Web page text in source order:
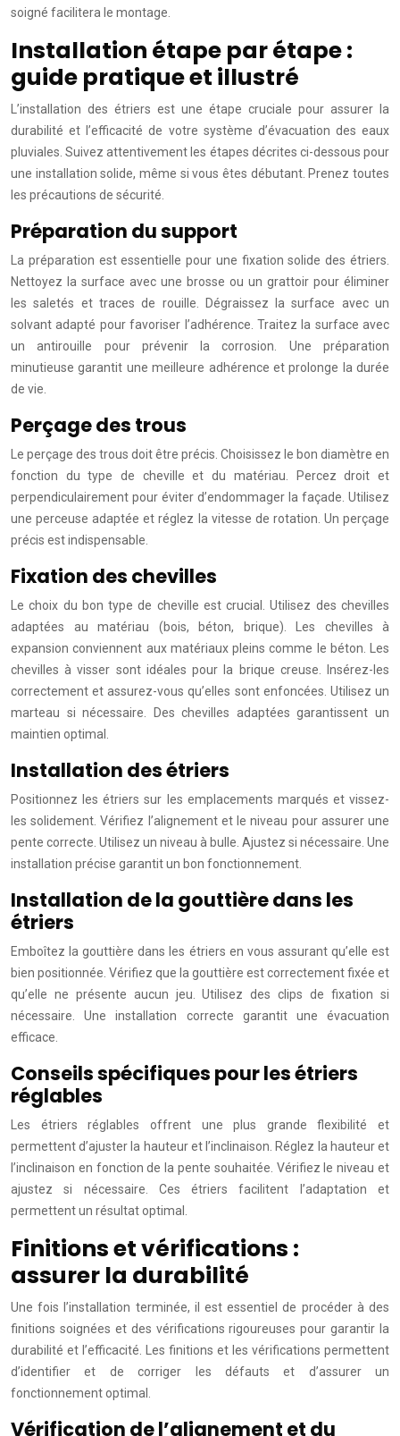
soigné facilitera le montage.
Installation étape par étape :
guide pratique et illustré
L’installation des étriers est une étape cruciale pour assurer la
durabilité et l’efficacité de votre système d’évacuation des eaux
pluviales. Suivez attentivement les étapes décrites ci-dessous pour
une installation solide, même si vous êtes débutant. Prenez toutes
les précautions de sécurité.
Préparation du support
La préparation est essentielle pour une fixation solide des étriers.
Nettoyez la surface avec une brosse ou un grattoir pour éliminer
les saletés et traces de rouille. Dégraissez la surface avec un
solvant adapté pour favoriser l’adhérence. Traitez la surface avec
un antirouille pour prévenir la corrosion. Une préparation
minutieuse garantit une meilleure adhérence et prolonge la durée
de vie.
Perçage des trous
Le perçage des trous doit être précis. Choisissez le bon diamètre en
fonction du type de cheville et du matériau. Percez droit et
perpendiculairement pour éviter d’endommager la façade. Utilisez
une perceuse adaptée et réglez la vitesse de rotation. Un perçage
précis est indispensable.
Fixation des chevilles
Le choix du bon type de cheville est crucial. Utilisez des chevilles
adaptées au matériau (bois, béton, brique). Les chevilles à
expansion conviennent aux matériaux pleins comme le béton. Les
chevilles à visser sont idéales pour la brique creuse. Insérez-les
correctement et assurez-vous qu’elles sont enfoncées. Utilisez un
marteau si nécessaire. Des chevilles adaptées garantissent un
maintien optimal.
Installation des étriers
Positionnez les étriers sur les emplacements marqués et vissez-
les solidement. Vérifiez l’alignement et le niveau pour assurer une
pente correcte. Utilisez un niveau à bulle. Ajustez si nécessaire. Une
installation précise garantit un bon fonctionnement.
Installation de la gouttière dans les
étriers
Emboîtez la gouttière dans les étriers en vous assurant qu’elle est
bien positionnée. Vérifiez que la gouttière est correctement fixée et
qu’elle ne présente aucun jeu. Utilisez des clips de fixation si
nécessaire. Une installation correcte garantit une évacuation
efficace.
Conseils spécifiques pour les étriers
réglables
Les étriers réglables offrent une plus grande flexibilité et
permettent d’ajuster la hauteur et l’inclinaison. Réglez la hauteur et
l’inclinaison en fonction de la pente souhaitée. Vérifiez le niveau et
ajustez si nécessaire. Ces étriers facilitent l’adaptation et
permettent un résultat optimal.
Finitions et vérifications :
assurer la durabilité
Une fois l’installation terminée, il est essentiel de procéder à des
finitions soignées et des vérifications rigoureuses pour garantir la
durabilité et l’efficacité. Les finitions et les vérifications permettent
d’identifier et de corriger les défauts et d’assurer un
fonctionnement optimal.
Vérification de l’alignement et du